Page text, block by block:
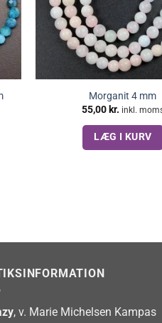
Morganit 4 mm
55,00 kr. inkl.
LÆG I KURV
, v. Marie Michelsen Kampas